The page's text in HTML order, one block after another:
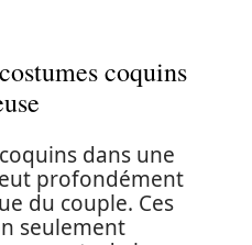
coquins
dans une
profondément
du couple. Ces
seulement